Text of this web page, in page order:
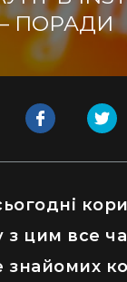
ПОРАДИ
з цим все